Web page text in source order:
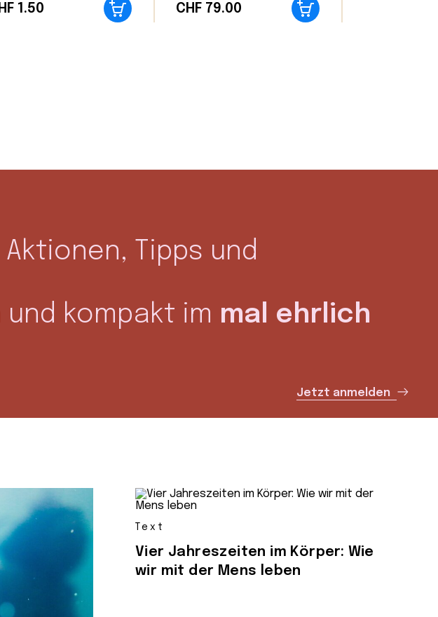
1.50 CHF 79.00
Tipps und
kompakt im mal ehrlich
Jetzt anmelden
Text
Vier Jahreszeiten im Körper: Wie
wir mit der Mens leben